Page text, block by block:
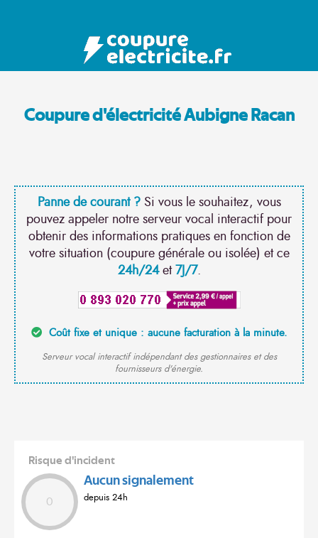
Coupure d'électricité Aubigne Racan
Panne de courant ?Si vous le souhaitez, vous
pouvez appeler notre serveur vocal interactif pour
obtenir des informations pratiques en fonction de
votre situation (coupure générale ou isolée) et ce
24h/24et7J/7.
Coût fixe et unique : aucune facturation à la minute.
Serveur vocal interactif indépendant des gestionnaires et des
fournisseurs d'énergie.
Risque d'incident
0
Aucun signalement
depuis 24h